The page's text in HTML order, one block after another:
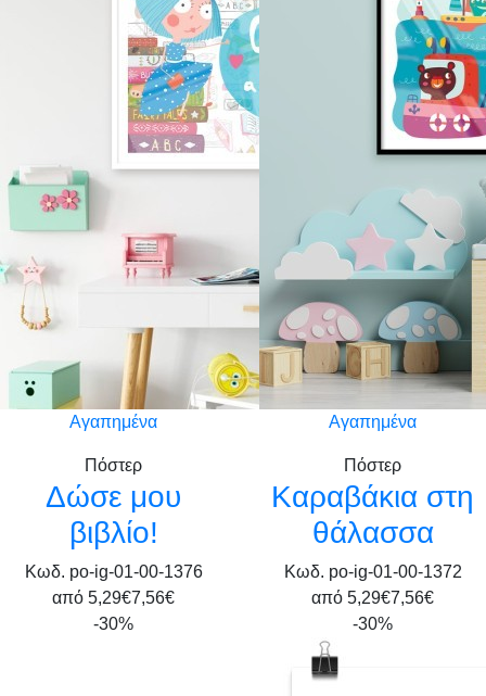
Αγαπημένα
Πόστερ
Δώσε μου
βιβλίο!
Κωδ. po-ig-01-00-1376
από 5,29€7,56€
Αγαπημένα
Πόστερ
Καραβάκια στη
θάλασσα
Κωδ. po-ig-01-00-1372
από 5,29€7,56€
-30%
-30%